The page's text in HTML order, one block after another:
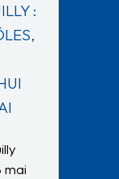
:
mai